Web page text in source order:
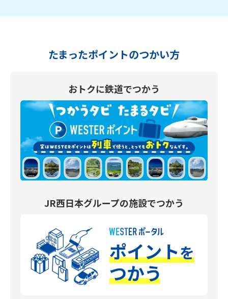
たまったポイントのつかい方
おトクに鉄道でつかう
JR西日本グループの施設でつかう